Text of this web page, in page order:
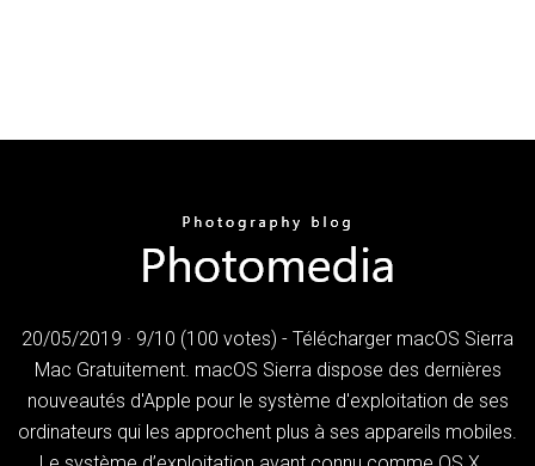
20/05/2019 · 9/10 (100 votes) - Télécharger macOS Sierra
Mac Gratuitement. macOS Sierra dispose des dernières
nouveautés d'Apple pour le système d'exploitation de ses
ordinateurs qui les approchent plus à ses appareils mobiles.